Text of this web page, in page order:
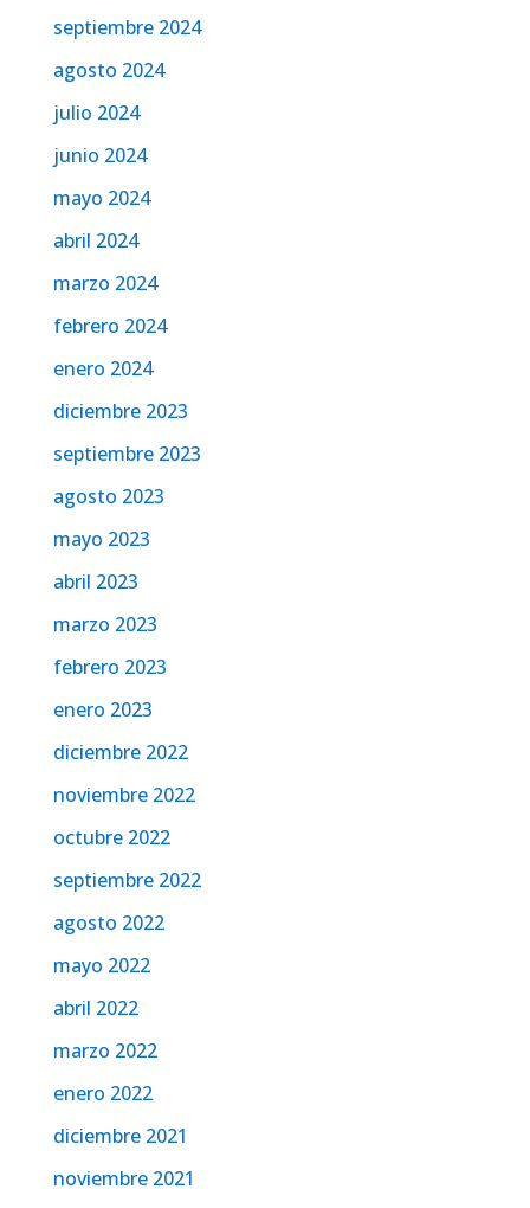
septiembre 2024
agosto 2024
julio 2024
junio 2024
mayo 2024
abril 2024
marzo 2024
febrero 2024
enero 2024
diciembre 2023
septiembre 2023
agosto 2023
mayo 2023
abril 2023
marzo 2023
febrero 2023
enero 2023
diciembre 2022
noviembre 2022
octubre 2022
septiembre 2022
agosto 2022
mayo 2022
abril 2022
marzo 2022
enero 2022
diciembre 2021
noviembre 2021